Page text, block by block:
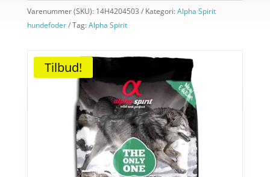
Varenummer (SKU): 14H4204503 Kategori:Alpha Spirit
hundefoder
Tag:Alpha Spirit
Tilbud!